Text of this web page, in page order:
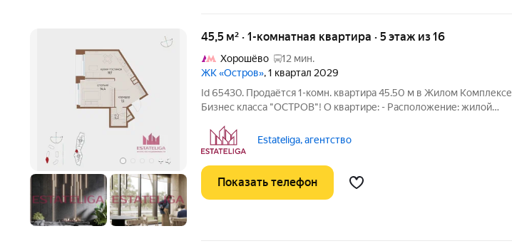
+ 4
45,5 м² · 1-комнатная квартира · 5 этаж из 16
Хорошёво
12 мин.
ЖК «Остров», 1 квартал 2029
Id 65430. Продаётся 1-комн. квартира 45.50 м в Жилом Комплексе
Бизнес класса "ОСТРОВ"! О квартире: - Расположение: жилой
года. - Планировка: жилая 14 м, кухня 19.70 м из которой можно
Estateliga, агентство
Показать телефон